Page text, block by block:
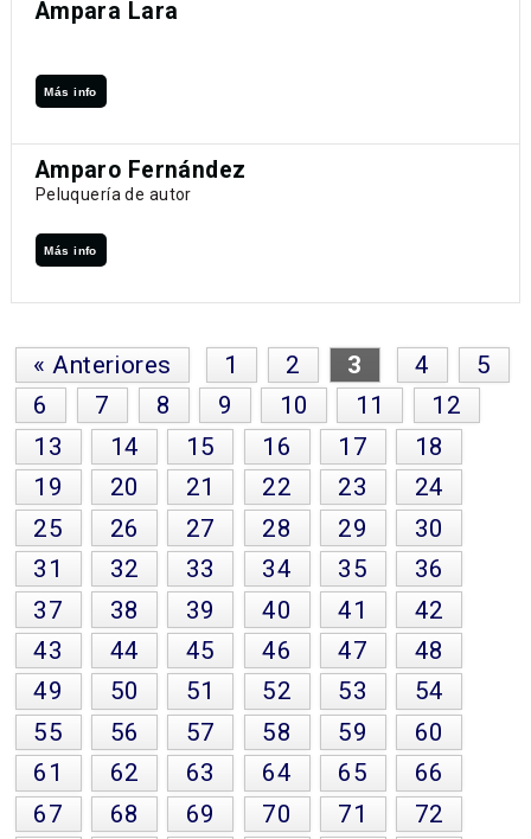
Ampara Lara
Más info
Amparo Fernández
Peluquería de autor
Más info
« Anteriores 1 2 3 4
5
6
7 8 9 10 11
12
13
14 15 16 17
18
19
20 21 22 23
24
25
26 27 28 29
30
31
32 33 34 35
36
37
38 39 40 41
42
43
44 45 46 47
48
49
50 51 52 53
54
55
56 57 58 59
60
61
62 63 64 65
66
67
68 69 70 71
72